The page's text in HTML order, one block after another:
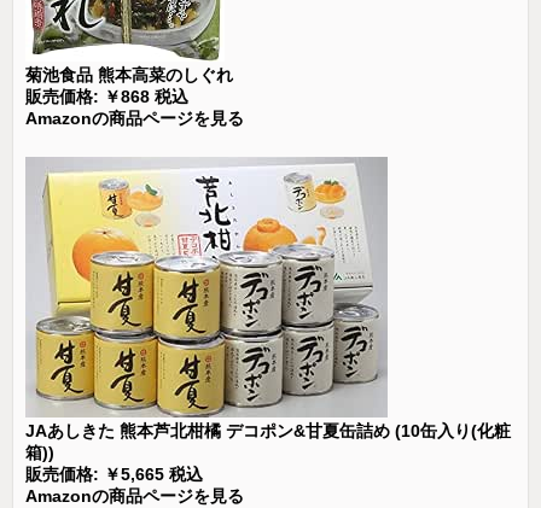
菊池食品 熊本高菜のしぐれ
販売価格: ￥868 税込
Amazonの商品ページを見る
JAあしきた 熊本芦北柑橘 デコポン&甘夏缶詰め (10缶入り(化粧
箱))
販売価格: ￥5,665 税込
Amazonの商品ページを見る